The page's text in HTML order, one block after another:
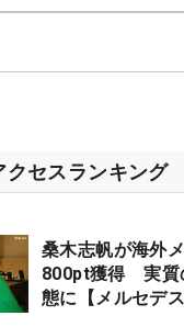
クセスランキング
桑木志帆が海外
800pt獲得 実質
態に【メルセデ